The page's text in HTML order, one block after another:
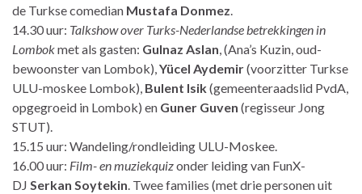
de Turkse comedian Mustafa Donmez.
14.30 uur: Talkshow over Turks-Nederlandse betrekkingen in
Lombokmet als gasten: Gulnaz Aslan, (Ana’s Kuzin, oud-
bewoonster van Lombok),Yücel Aydemir(voorzitter Turkse
ULU-moskee Lombok), Bulent Isik(gemeenteraadslid PvdA,
opgegroeid in Lombok) en Guner Guven (regisseur Jong
STUT).
15.15 uur: Wandeling/rondleiding ULU-Moskee.
16.00 uur: Film- en muziekquizonder leiding van FunX-
DJ Serkan Soytekin. Twee families (met drie personen uit